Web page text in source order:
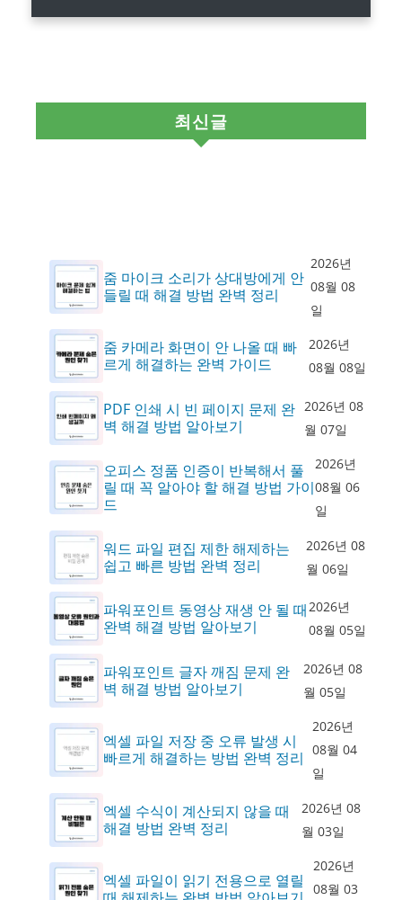
최신글
줌 마이크 소리가 상대방에게 안
들릴 때 해결 방법 완벽 정리
2026년
08월 08
일
줌 카메라 화면이 안 나올 때 빠
르게 해결하는 완벽 가이드
2026년
08월 08일
PDF 인쇄 시 빈 페이지 문제 완
벽 해결 방법 알아보기
2026년 08
월 07일
오피스 정품 인증이 반복해서 풀
릴 때 꼭 알아야 할 해결 방법 가이
드
2026년
08월 06
일
워드 파일 편집 제한 해제하는
쉽고 빠른 방법 완벽 정리
2026년 08
월 06일
파워포인트 동영상 재생 안 될 때
완벽 해결 방법 알아보기
2026년
08월 05일
파워포인트 글자 깨짐 문제 완
벽 해결 방법 알아보기
2026년 08
월 05일
엑셀 파일 저장 중 오류 발생 시
빠르게 해결하는 방법 완벽 정리
2026년
08월 04
일
엑셀 수식이 계산되지 않을 때
해결 방법 완벽 정리
2026년 08
월 03일
엑셀 파일이 읽기 전용으로 열릴
2026년
08월 03